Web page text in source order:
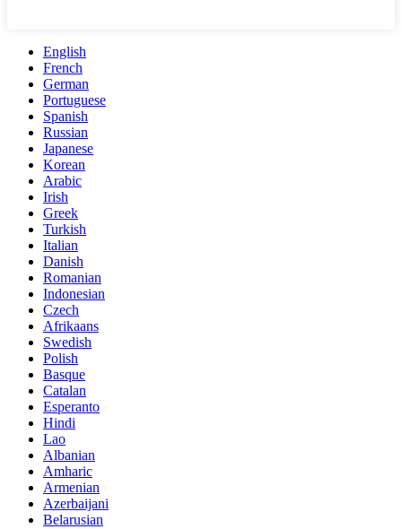
English
French
German
Portuguese
Spanish
Russian
Japanese
Korean
Arabic
Irish
Greek
Turkish
Italian
Danish
Romanian
Indonesian
Czech
Afrikaans
Swedish
Polish
Basque
Catalan
Esperanto
Hindi
Lao
Albanian
Amharic
Armenian
Azerbaijani
Belarusian